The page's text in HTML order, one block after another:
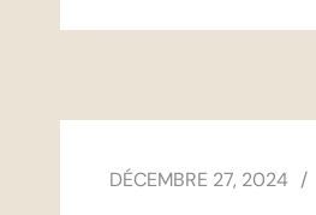
DÉCEMBRE 27, 2024